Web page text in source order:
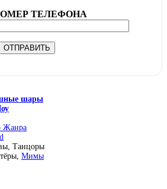
ТЕЛЕФОНА
шары
Жанра
Танцоры
Мимы